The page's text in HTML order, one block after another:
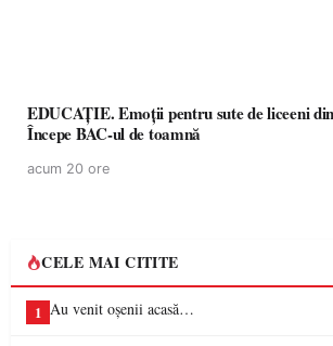
EDUCAȚIE. Emoții pentru sute de liceeni
Începe BAC-ul de toamnă
acum 20 ore
CELE MAI CITITE
1 Au venit oșenii acasă…